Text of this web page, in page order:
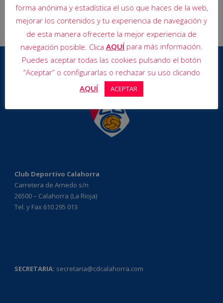
Club Deportivo Calahorra
Carretera de Arnedo s/n
26500 – Calahorra (La Rioja)
Tel. y Fax 610 295 013
SECRETARIA: secretaria@cdcalahorra.com
forma anónima y estadística el uso que haces de la web,
mejorar los contenidos y tu experiencia de navegación y
de esta manera ofrecerte la mejor experiencia de
navegación posible. Clica AQUÍ para más información.
Puedes aceptar todas las cookies pulsando el botón
“Aceptar” o configurarlas o rechazar su uso clicando
AQUÍ. ACEPTAR